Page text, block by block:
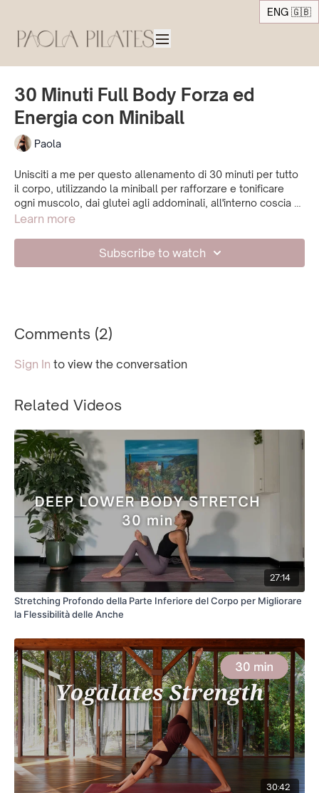
ENG 🇬🇧
30 Minuti Full Body Forza ed
Energia con Miniball
Paola
Unisciti a me per questo allenamento di 30 minuti per tutto
il corpo, utilizzando la miniball per rafforzare e tonificare
ogni muscolo, dai glutei agli addominali, all'interno coscia e
ai muscoli della parte superiore. Una lezione potente che
Learn more
Subscribe to watch
Comments (2)
Sign In to view the conversation
Related Videos
27:14
Stretching Profondo della Parte Inferiore del Corpo per Migliorare
la Flessibilità delle Anche
30:42